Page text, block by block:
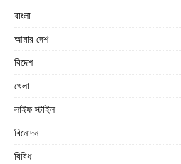
বাংলা
আমার দেশ
বিদেশ
খেলা
লাইফ স্টাইল
বিনোদন
বিবিধ